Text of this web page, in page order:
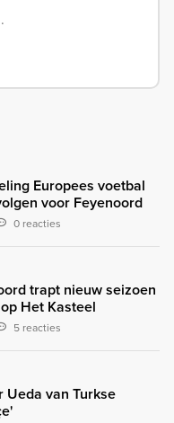
Europees voetbal
voor Feyenoord
0 reacties
trapt nieuw seizoen
Het Kasteel
5 reacties
Ueda van Turkse